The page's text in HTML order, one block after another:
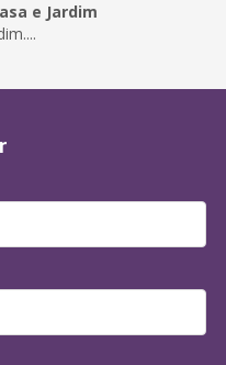
e Jardim